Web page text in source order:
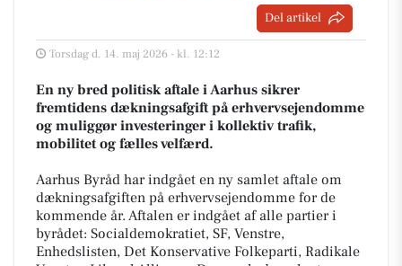
Del artikel
Torsdag d. 14. maj 2026 - kl. 12:12
En ny bred politisk aftale i Aarhus sikrer
fremtidens dækningsafgift på erhvervsejendomme
og muliggør investeringer i kollektiv trafik,
mobilitet og fælles velfærd.
Aarhus Byråd har indgået en ny samlet aftale om
dækningsafgiften på erhvervsejendomme for de
kommende år. Aftalen er indgået af alle partier i
byrådet: Socialdemokratiet, SF, Venstre,
Enhedslisten, Det Konservative Folkeparti, Radikale